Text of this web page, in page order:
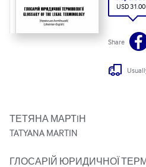
USD 31.00
Share
ТЕТЯНА МАРТIН
TATYANA MARTIN
ГЛОСАРІЙ ЮРИДИЧНОЇ